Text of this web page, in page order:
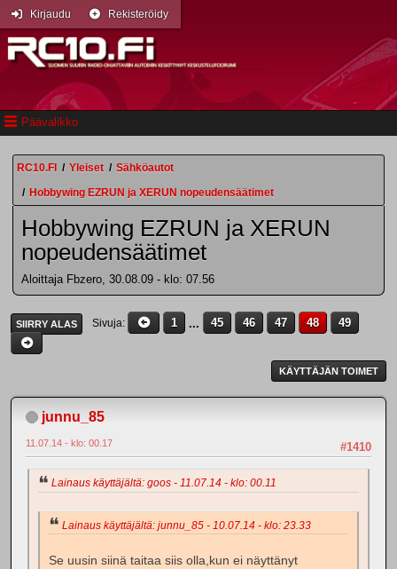
Päävalikko
Kirjaudu Rekisteröidy
RC10.FI / Yleiset / Sähköautot
/ Hobbywing EZRUN ja XERUN nopeudensäätimet
Hobbywing EZRUN ja XERUN
nopeudensäätimet
Aloittaja Fbzero, 30.08.09 - klo: 07.56
SIIRRY ALAS Sivuja 1 ... 45 46 47 48 49
KÄYTTÄJÄN TOIMET
junnu_85
#1410
11.07.14 - klo: 00.17
Lainaus käyttäjältä: goos - 11.07.14 - klo: 00.11
Lainaus käyttäjältä: junnu_85 - 10.07.14 - klo: 23.33
Se uusin siinä taitaa siis olla,kun ei näyttänyt